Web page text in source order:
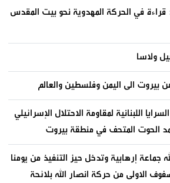
في الحركة المهدوية نحو بيت المقدس
ولاسا
بيروت الى اليمن وفلسطين والعالم
نظمت السرايا اللبنانية لمقاومة الاحتلال الإسرائيلي
الحوت المتحف في منطقة بيروت
إرهابية وتدخل حيز التنفيذ من يومنا
الاولى من حركة انصار الله بلائحة